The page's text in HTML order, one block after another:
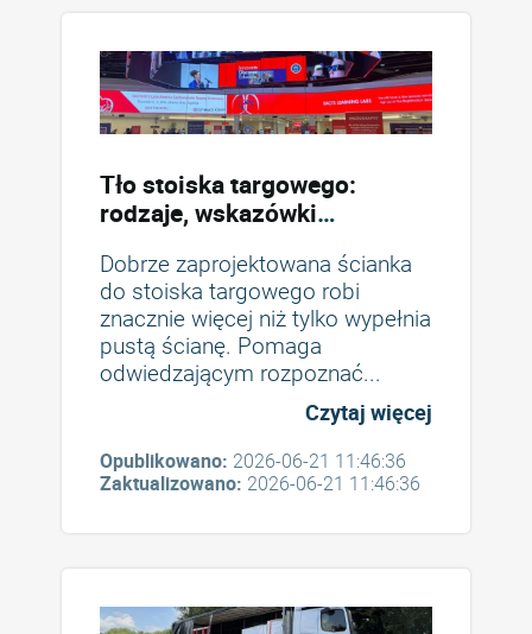
Tło stoiska targowego:
rodzaje, wskazówki
błędy, których należy unikać
Dobrze zaprojektowana ścianka
do stoiska targowego robi
znacznie więcej niż tylko wypełnia
pustą ścianę. Pomaga
odwiedzającym rozpoznać...
Czytaj więcej
Opublikowano: 2026-06-21 11:46:36
Zaktualizowano: 2026-06-21 11:46:36